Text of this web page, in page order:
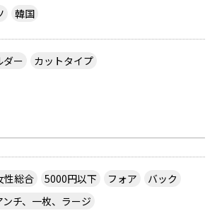
韓国
ダー カットタイプ
性総合 5000円以下 フォア
バック
チ、一枚、ラージ